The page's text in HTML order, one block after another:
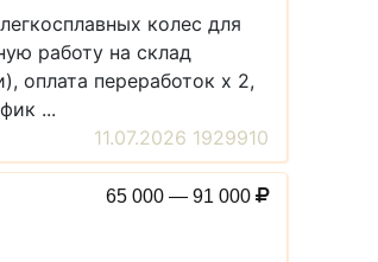
колес для
работу на склад
оплата переработок х 2,
...
11.07.2026 1929910
65 000 — 91 000